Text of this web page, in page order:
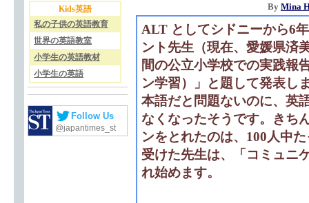
Kids英語
私の子供の英語教育
世界の英語教室
小学生の英語教材
小学生の英語
Follow Us
@japantimes_st
By Mina
ALT としてシドニーから6
ント先生（現在、愛媛県済
間の公立小学校での実践報
ン学習）」と題して発表し
本語だと問題ないのに、英
なくなったそうです。きち
ンをとれたのは、100人中
受けた先生は、「コミュニ
れ始めます。